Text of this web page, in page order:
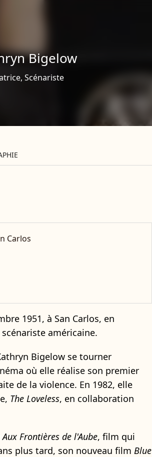
Bigelow
Scénariste
Carlos
1951, à San Carlos, en
américaine.
Bigelow se tourner
où elle réalise son premier
de la violence. En 1982, elle
The Loveless, en collaboration
Aux Frontières de l'Aube, film qui
plus tard, son nouveau film Blue